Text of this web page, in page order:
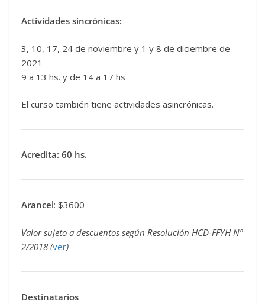
Actividades sincrónicas:
3, 10, 17, 24 de noviembre y 1 y 8 de diciembre de
2021
9 a 13 hs. y de 14 a 17 hs
El curso también tiene actividades asincrónicas.
Acredita: 60 hs.
Arancel: $3600
Valor sujeto a descuentos según Resolución HCD-FFYH Nº
2/2018 (ver)
Destinatarios